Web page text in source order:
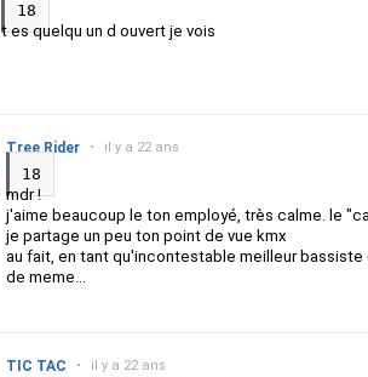
18
t es quelqu un d ouvert je vois
Tree Rider • il y a 22 ans
18
mdr !
j'aime beaucoup le ton employé, très calme. le
je partage un peu ton point de vue kmx
au fait, en tant qu'incontestable meilleur
de meme...
TIC TAC • il y a 22 ans